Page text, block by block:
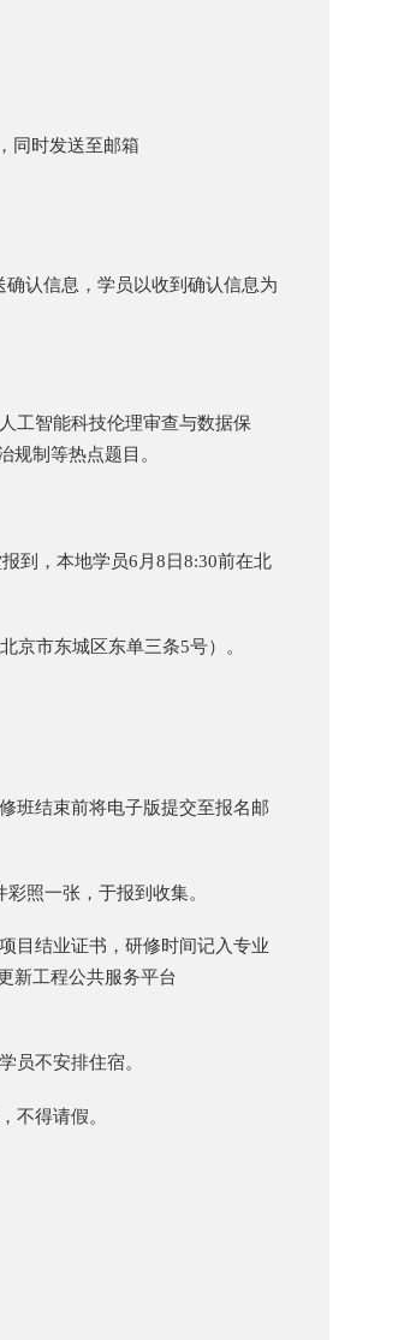
同时发送至邮箱
认信息，学员以收到确认信息为
工智能科技伦理审查与数据保
规制等热点题目。
到，本地学员6月8日8:30前在北
京市东城区东单三条5号）。
班结束前将电子版提交至报名邮
照一张，于报到收集。
目结业证书，研修时间记入专业
新工程公共服务平台
员不安排住宿。
不得请假。